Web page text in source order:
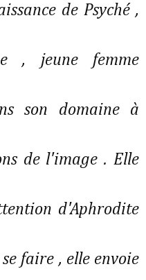
de Psyché ,
, jeune femme
son domaine à
de l'image . Elle
d'Aphrodite
faire , elle envoie